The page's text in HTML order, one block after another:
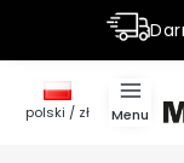
Menu
polski / zł